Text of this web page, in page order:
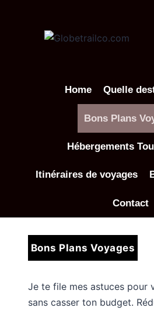
Home Quelle
Bons Plans
Hébergements
Itinéraires de voyages
Contact
Bons Plans Voyages
Je te file mes astuces pour
sans casser ton budget.